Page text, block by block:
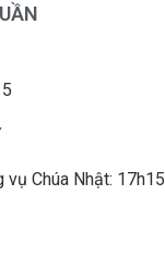
vụ Chúa Nhật: 17h15